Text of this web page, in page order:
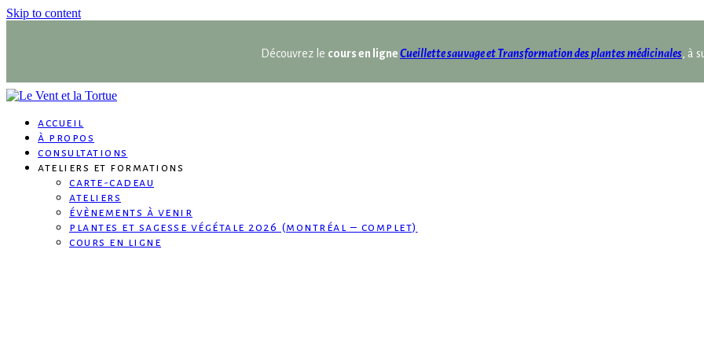
Skip to content
Découvrez le cours en ligneCueillette sauvage et Transformation des plantes médicinales, à
accueil
à propos
consultations
ateliers et formations
carte-cadeau
ateliers
évènements à venir
plantes et sagesse végétale 2026 (montréal – complet)
cours en ligne